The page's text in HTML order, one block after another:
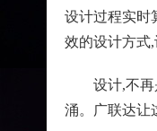
设计过程实时
效的设计方式,
设计,不
涌。广联达让